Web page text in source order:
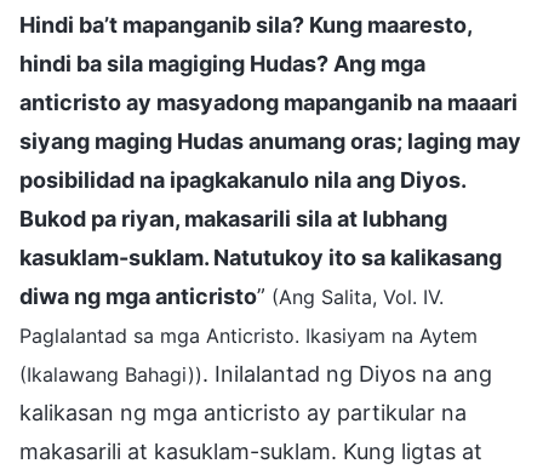
Hindi ba’t mapanganib sila? Kung maaresto,
hindi ba sila magiging Hudas? Ang mga
anticristo ay masyadong mapanganib na maaari
siyang maging Hudas anumang oras; laging may
posibilidad na ipagkakanulo nila ang Diyos.
Bukod pa riyan, makasarili sila at lubhang
kasuklam-suklam. Natutukoy ito sa kalikasang
diwa ng mga anticristo” (Ang Salita, Vol. IV.
Paglalantad sa mga Anticristo. Ikasiyam na Aytem
(Ikalawang Bahagi)). Inilalantad ng Diyos na ang
kalikasan ng mga anticristo ay partikular na
makasarili at kasuklam-suklam. Kung ligtas at